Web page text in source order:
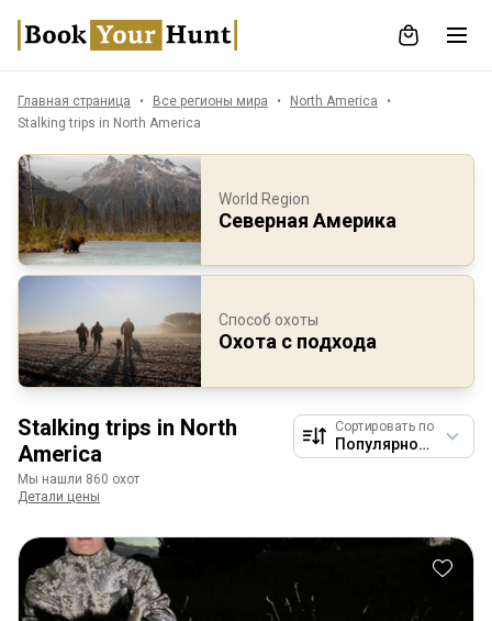
Главная страница Все регионы мира
North America
Stalking trips in North America
World Region
Северная Америка
Способ охоты
Охота с подхода
Stalking trips in North
America
Мы нашли 860 охот
Детали цены
Сортировать по